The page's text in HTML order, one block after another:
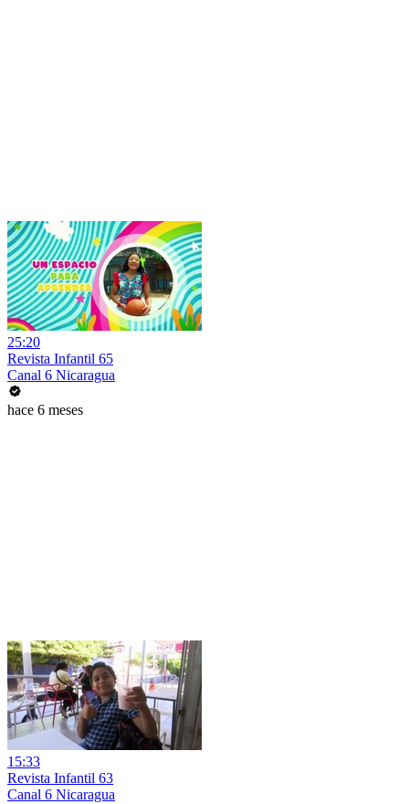
25:20
Revista Infantil 65
Canal 6 Nicaragua
hace 6 meses
15:33
Revista Infantil 63
Canal 6 Nicaragua